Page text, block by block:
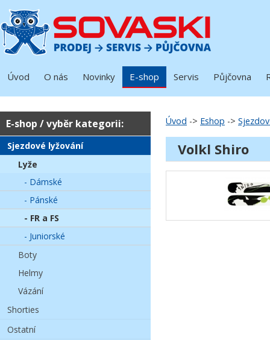
Úvod O nás Novinky E-shop Servis Půjčovna
Úvod -> Eshop ->
Volkl Shiro
E-shop / vyběr kategorii:
Sjezdové lyžování
Lyže
- Dámské
- Pánské
- FR a FS
- Juniorské
Boty
Helmy
Vázání
Shorties
Ostatní